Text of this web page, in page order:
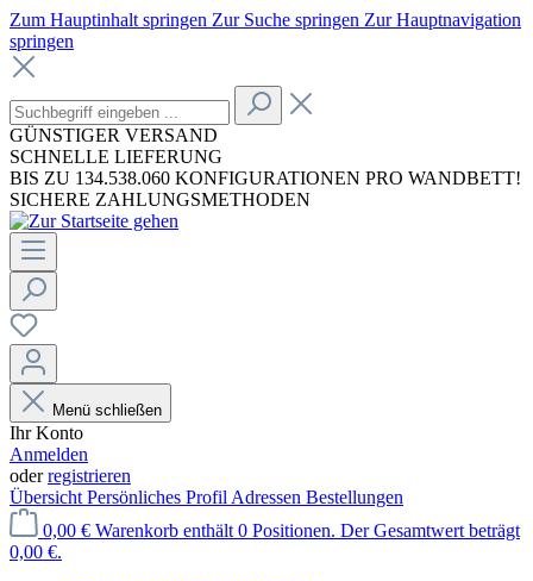
Zum Hauptinhalt springen Zur Suche springen Zur Hauptnavigation
springen
GÜNSTIGER VERSAND
SCHNELLE LIEFERUNG
BIS ZU 134.538.060 KONFIGURATIONEN PRO WANDBETT!
SICHERE ZAHLUNGSMETHODEN
Menü schließen
Ihr Konto
Anmelden
oderregistrieren
Übersicht Persönliches Profil Adressen Bestellungen
0,00 € Warenkorb enthält 0 Positionen. Der Gesamtwert beträgt
0,00 €.